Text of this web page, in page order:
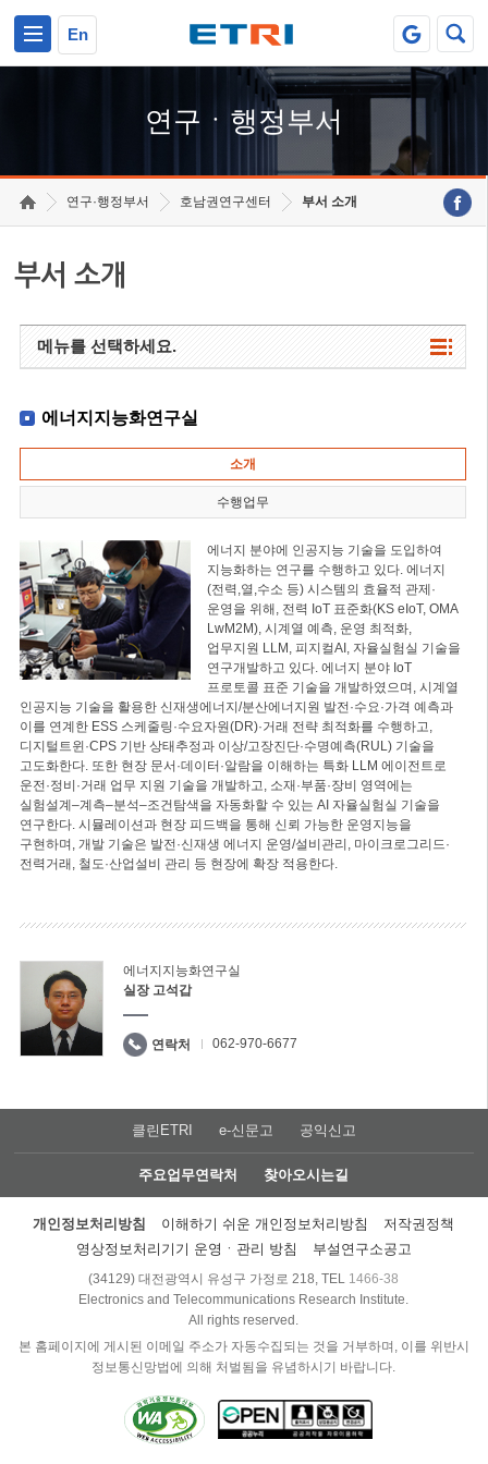
En
연구ㆍ행정부서
연구·행정부서 호남권연구센터 부서 소개
부서 소개
메뉴를 선택하세요.
에너지지능화연구실
소개
수행업무
에너지 분야에 인공지능 기술을 도입하여
지능화하는 연구를 수행하고 있다. 에너지
(전력,열,수소 등) 시스템의 효율적 관제·
운영을 위해, 전력 IoT 표준화(KS eIoT, OMA
LwM2M), 시계열 예측, 운영 최적화,
업무지원 LLM, 피지컬AI, 자율실험실 기술을
연구개발하고 있다. 에너지 분야 IoT
프로토콜 표준 기술을 개발하였으며, 시계열
인공지능 기술을 활용한 신재생에너지/분산에너지원 발전·수요·가격 예측과
이를 연계한 ESS 스케줄링·수요자원(DR)·거래 전략 최적화를 수행하고,
디지털트윈·CPS 기반 상태추정과 이상/고장진단·수명예측(RUL) 기술을
고도화한다. 또한 현장 문서·데이터·알람을 이해하는 특화 LLM 에이전트로
운전·정비·거래 업무 지원 기술을 개발하고, 소재·부품·장비 영역에는
실험설계–계측–분석–조건탐색을 자동화할 수 있는 AI 자율실험실 기술을
연구한다. 시뮬레이션과 현장 피드백을 통해 신뢰 가능한 운영지능을
구현하며, 개발 기술은 발전·신재생 에너지 운영/설비관리, 마이크로그리드·
전력거래, 철도·산업설비 관리 등 현장에 확장 적용한다.
에너지지능화연구실
실장 고석갑
연락처 062-970-6677
클린ETRI e-신문고 공익신고
주요업무연락처 찾아오시는길
개인정보처리방침 이해하기 쉬운 개인정보처리방침
저작권정책
영상정보처리기기 운영ㆍ관리 방침
부설연구소공고
(34129) 대전광역시 유성구 가정로 218, TEL 1466-38
Electronics and Telecommunications Research Institute.
All rights reserved.
본 홈페이지에 게시된 이메일 주소가 자동수집되는 것을 거부하며, 이를 위반시
정보통신망법에 의해 처벌됨을 유념하시기 바랍니다.